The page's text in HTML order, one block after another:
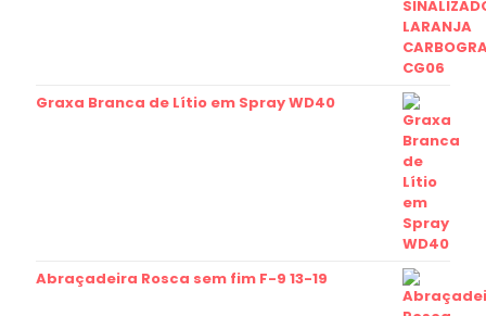
Graxa Branca de Lítio em Spray WD40
Abraçadeira Rosca sem fim F-9 13-19